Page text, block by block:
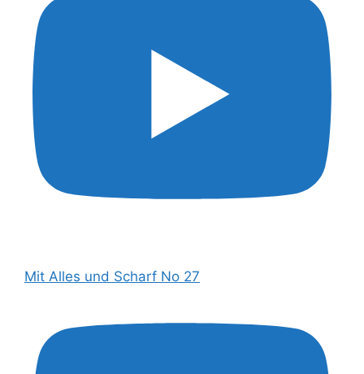
Mit Alles und Scharf No 27